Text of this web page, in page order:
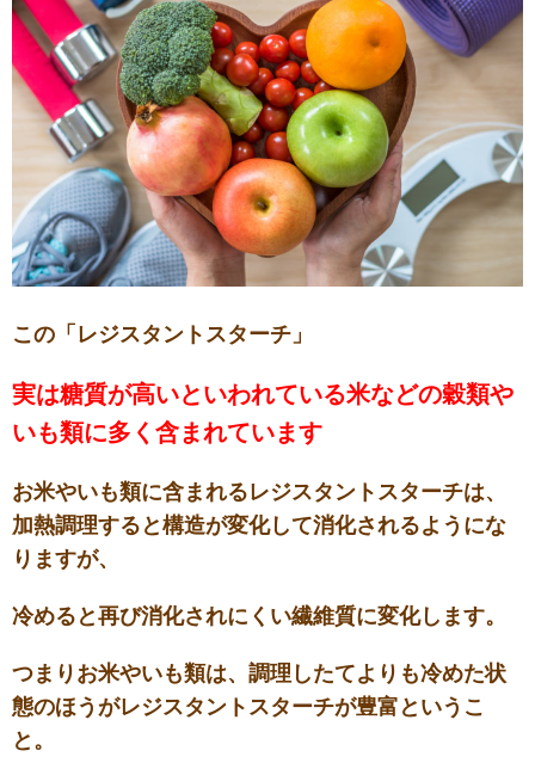
この「レジスタントスターチ」
実は糖質が高いといわれている米などの穀類や
いも類に多く含まれています
お米やいも類に含まれるレジスタントスターチは、
加熱調理すると構造が変化して消化されるようにな
りますが、
冷めると再び消化されにくい繊維質に変化します。
つまりお米やいも類は、調理したてよりも冷めた状
態のほうがレジスタントスターチが豊富というこ
と。